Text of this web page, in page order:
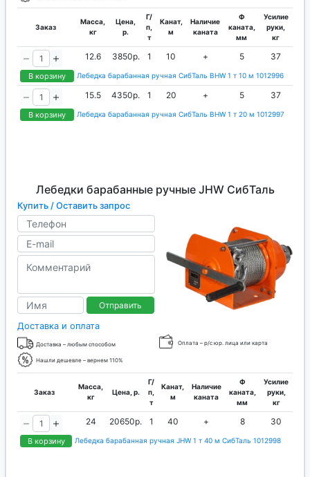
Заказ
Масса,
кг
Цена,
р.
Г/
п,
т
Канат,
м
Наличие
каната
Ф
каната,
мм
Усилие
руки,
кг
В корзину
12.6 3850р. 1 10 + 5 37
Лебедка барабанная ручная СибТаль BHW 1 т 10 м 1012996
В корзину
15.5 4350р. 1 20 + 5 37
Лебедка барабанная ручная СибТаль BHW 1 т 20 м 1012997
Лебедки барабанные ручные JHW СибТаль
Купить / Оставить запрос
Отправить
Доставка и оплата
Доставка – любым способом Оплата – р/с юр. лица или карта
Нашли дешевле – вернем 110%
Заказ
Масса,
кг
Цена, р.
Г/
п,
т
Канат,
м
Наличие
каната
Ф
каната,
мм
Усилие
руки,
кг
В корзину
24 20650р. 1 40 + 8 30
Лебедка барабанная ручная JHW 1 т 40 м СибТаль 1012998